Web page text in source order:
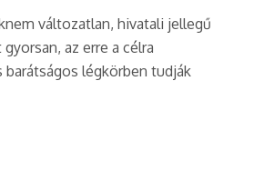
változatlan, hivatali jellegű
az erre a célra
légkörben tudják